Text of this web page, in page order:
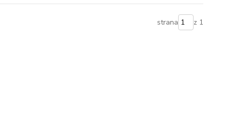
strana z 1